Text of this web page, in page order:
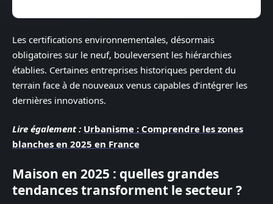
Les certifications environnementales, désormais
obligatoires sur le neuf, bouleversent les hiérarchies
établies. Certaines entreprises historiques perdent du
terrain face à de nouveaux venus capables d’intégrer les
dernières innovations.
Lire également : Urbanisme : Comprendre les zones
blanches en 2025 en France
Maison en 2025 : quelles grandes
tendances transforment le secteur ?